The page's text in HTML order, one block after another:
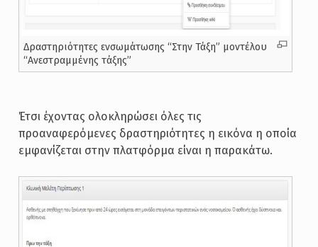
Δραστηριότητες ενσωμάτωσης “Στην Τάξη” μοντέλου
“Ανεστραμμένης τάξης”
Έτσι έχοντας ολοκληρώσει όλες τις
προαναφερόμενες δραστηριότητες η εικόνα η οποία
εμφανίζεται στην πλατφόρμα είναι η παρακάτω.